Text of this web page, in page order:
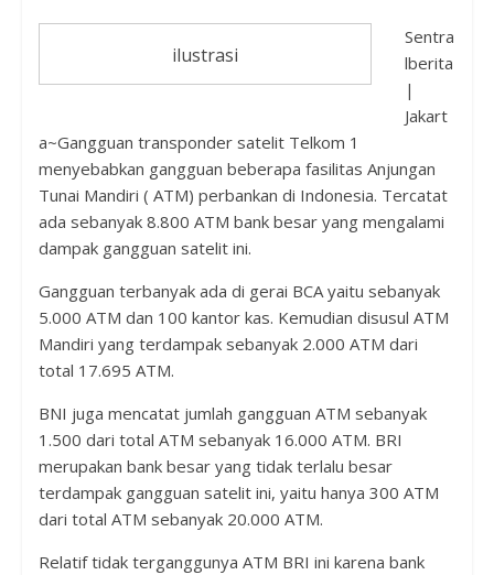
ilustrasi
Sentra
lberita
|
Jakart
a~Gangguan transponder satelit Telkom 1
menyebabkan gangguan beberapa fasilitas Anjungan
Tunai Mandiri ( ATM) perbankan di Indonesia. Tercatat
ada sebanyak 8.800 ATM bank besar yang mengalami
dampak gangguan satelit ini.
Gangguan terbanyak ada di gerai BCA yaitu sebanyak
5.000 ATM dan 100 kantor kas. Kemudian disusul ATM
Mandiri yang terdampak sebanyak 2.000 ATM dari
total 17.695 ATM.
BNI juga mencatat jumlah gangguan ATM sebanyak
1.500 dari total ATM sebanyak 16.000 ATM. BRI
merupakan bank besar yang tidak terlalu besar
terdampak gangguan satelit ini, yaitu hanya 300 ATM
dari total ATM sebanyak 20.000 ATM.
Relatif tidak terganggunya ATM BRI ini karena bank